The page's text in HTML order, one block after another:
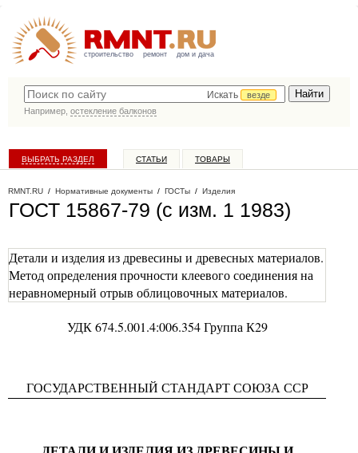
строительство ремонт дом и дача
Искать
везде
Например, остекление балконов
ВЫБРАТЬ РАЗДЕЛ СТАТЬИ ТОВАРЫ
RMNT.RU / Нормативные документы / ГОСТы / Изделия
ГОСТ 15867-79 (с изм. 1 1983)
Детали и изделия из древесины и древесных материалов.
Метод определения прочности клеевого соединения на
неравномерный отрыв облицовочных материалов.
УДК 674.5.001.4:006.354 Группа К29
ГОСУДАРСТВЕННЫЙ СТАНДАРТ СОЮЗА ССР